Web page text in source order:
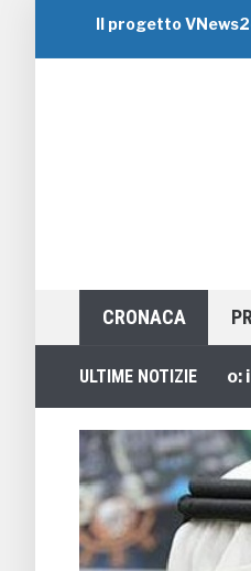
Il progetto
CRONACA
ULTIME NOTIZIE
Viaggi di Gruppo: i 5